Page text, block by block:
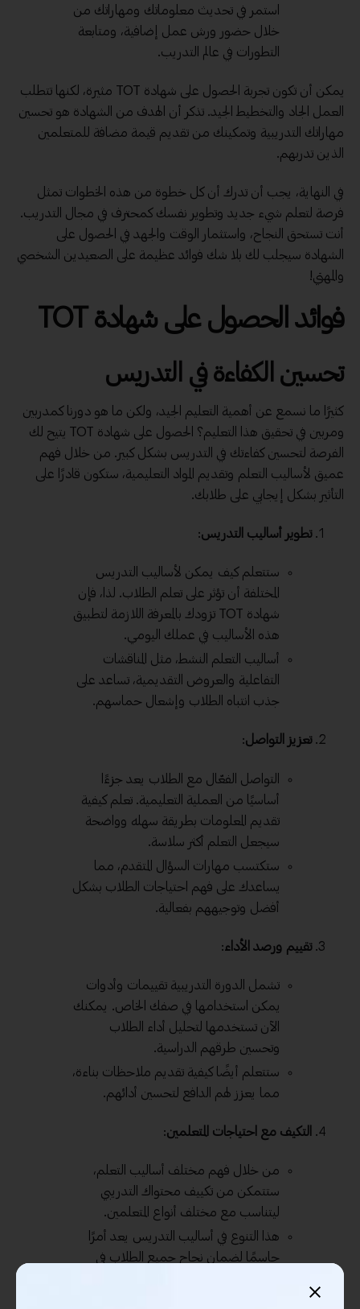
استمر في تحديث معلوماتك ومهاراتك من
خلال حضور ورش عمل إضافية، ومتابعة
التطورات في عالم التدريب.
يمكن أن تكون تجربة الحصول على شهادة TOT مثيرة، لكنها تتطلب
العمل الجاد والتخطيط الجيد. تذكر أن الهدف من الشهادة هو تحسين
مهاراتك التدريبية وتمكينك من تقديم قيمة مضافة للمتعلمين
الذين تدربهم.
في النهاية، يجب أن تدرك أن كل خطوة من هذه الخطوات تمثل
فرصة لتعلم شيء جديد وتطوير نفسك كمحترف في مجال التدريب.
أنت تستحق النجاح، واستثمار الوقت والجهد في الحصول على
الشهادة سيجلب لك بلا شك فوائد عظيمة على الصعيدين الشخصي
والمهني!
فوائد الحصول على شهادة TOT
تحسين الكفاءة في التدريس
كثيرًا ما نسمع عن أهمية التعليم الجيد، ولكن ما هو دورنا كمدربين
ومربين في تحقيق هذا التعليم؟ الحصول على شهادة TOT يتيح لك
الفرصة لتحسين كفاءتك في التدريس بشكل كبير. من خلال فهم
عميق لأساليب التعلم وتقديم المواد التعليمية، ستكون قادرًا على
التأثير بشكل إيجابي على طلابك.
تطوير أساليب التدريس:
ستتعلم كيف يمكن لأساليب التدريس
المختلفة أن تؤثر على تعلم الطلاب. لذا، فإن
شهادة TOT تزودك بالمعرفة اللازمة لتطبيق
هذه الأساليب في عملك اليومي.
أساليب التعلم النشط، مثل المناقشات
التفاعلية والعروض التقديمية، تساعد على
جذب انتباه الطلاب وإشعال حماسهم.
تعزيز التواصل:
التواصل الفعّال مع الطلاب يعد جزءًا
أساسيًا من العملية التعليمية. تعلم كيفية
تقديم المعلومات بطريقة سهله وواضحة
سيجعل التعلم أكثر سلاسة.
ستكتسب مهارات السؤال المتقدم، مما
يساعدك على فهم احتياجات الطلاب بشكل
أفضل وتوجيههم بفعالية.
تقييم ورصد الأداء:
تشمل الدورة التدريبية تقييمات وأدوات
يمكن استخدامها في صفك الخاص. يمكنك
الآن تستخدمها لتحليل أداء الطلاب
وتحسين طرقهم الدراسية.
ستتعلم أيضًا كيفية تقديم ملاحظات بناءة،
مما يعزز لهم الدافع لتحسين أدائهم.
التكيف مع احتياجات المتعلمين:
من خلال فهم مختلف أساليب التعلم،
ستتمكن من تكييف محتواك التدريبي
ليتناسب مع مختلف أنواع المتعلمين.
هذا التنوع في أساليب التدريس يعد أمرًا
حاسمًا لضمان نجاح جميع الطلاب في